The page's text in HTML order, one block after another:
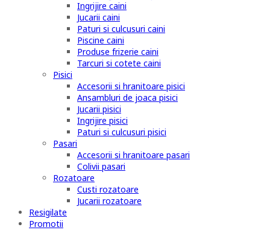
Ingrijire caini
Jucarii caini
Paturi si culcusuri caini
Piscine caini
Produse frizerie caini
Tarcuri si cotete caini
Pisici
Accesorii si hranitoare pisici
Ansambluri de joaca pisici
Jucarii pisici
Ingrijire pisici
Paturi si culcusuri pisici
Pasari
Accesorii si hranitoare pasari
Colivii pasari
Rozatoare
Custi rozatoare
Jucarii rozatoare
Resigilate
Promotii